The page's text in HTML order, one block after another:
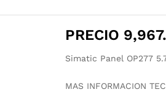
PRECIO
Simatic Panel OP277
MAS INFORMACION